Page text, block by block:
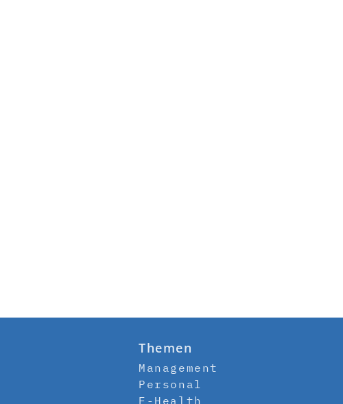
Themen
Management
Personal
E-Health